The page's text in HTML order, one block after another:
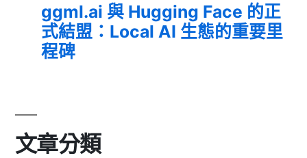
ggml.ai 與 Hugging Face 的正
式結盟：Local AI 生態的重要里
程碑
文章分類